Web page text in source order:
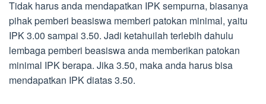
Tidak harus anda mendapatkan IPK sempurna, biasanya
pihak pemberi beasiswa memberi patokan minimal, yaitu
IPK 3.00 sampai 3.50. Jadi ketahuilah terlebih dahulu
lembaga pemberi beasiswa anda memberikan patokan
minimal IPK berapa. Jika 3.50, maka anda harus bisa
mendapatkan IPK diatas 3.50.